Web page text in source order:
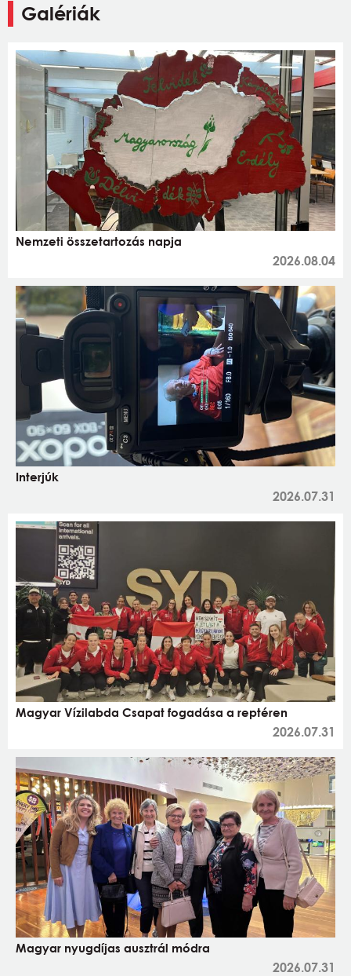
Galériák
Nemzeti összetartozás napja
2026.08.04
Interjúk
2026.07.31
Magyar Vízilabda Csapat fogadása a reptéren
2026.07.31
Magyar nyugdíjas ausztrál módra
2026.07.31